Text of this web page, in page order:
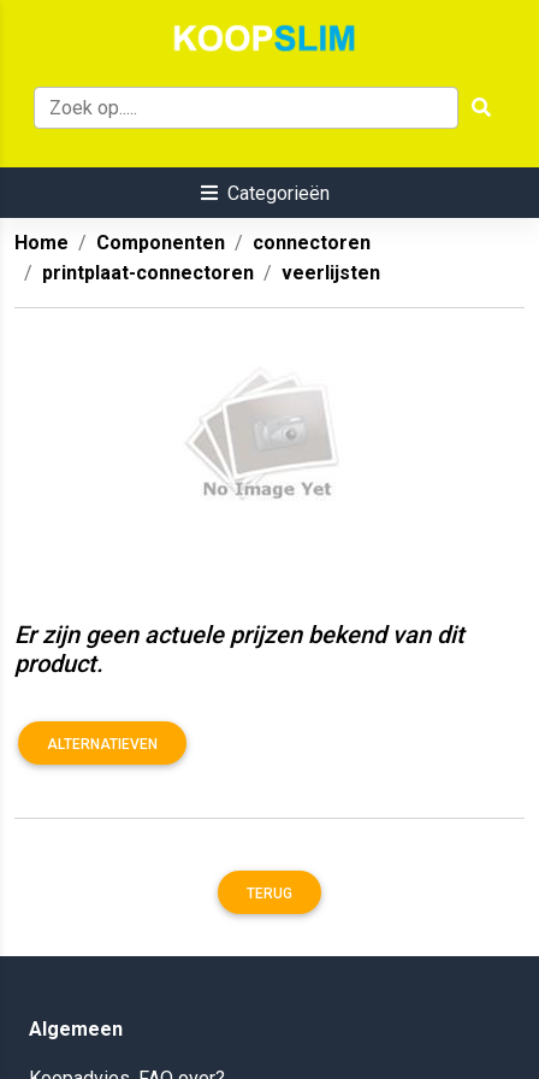
Categorieën
Home Componenten
connectoren
printplaat-connectoren
veerlijsten
Er zijn geen actuele prijzen bekend van dit
product.
ALTERNATIEVEN
TERUG
Algemeen